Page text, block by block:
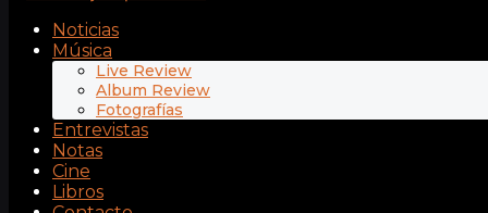
Noticias
Música
Live Review
Album Review
Fotografías
Entrevistas
Notas
Cine
Libros